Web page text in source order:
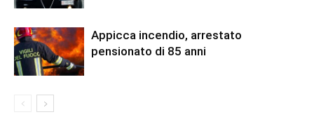
Appicca incendio, arrestato
pensionato di 85 anni